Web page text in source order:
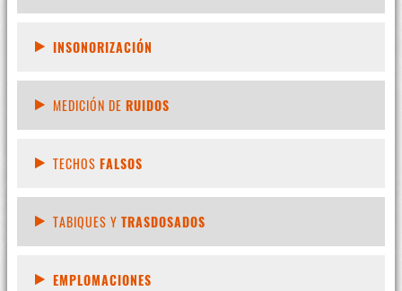
INSONORIZACIÓN
MEDICIÓN DE RUIDOS
TECHOS FALSOS
TABIQUES Y TRASDOSADOS
EMPLOMACIONES